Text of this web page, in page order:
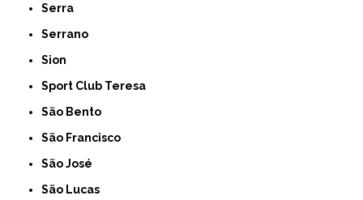
Serra
Serrano
Sion
Sport Club Teresa
São Bento
São Francisco
São José
São Lucas